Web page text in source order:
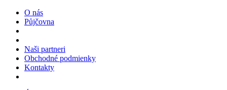
O nás
Půjčovna
Naši partneri
Obchodné podmienky
Kontakty